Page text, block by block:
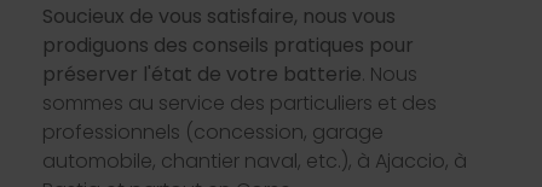
Soucieux de vous satisfaire, nous vous
prodiguons des conseils pratiques pour
préserver l'état de votre batterie. Nous
sommes au service des particuliers et des
professionnels (concession, garage
automobile, chantier naval, etc.), à Ajaccio, à